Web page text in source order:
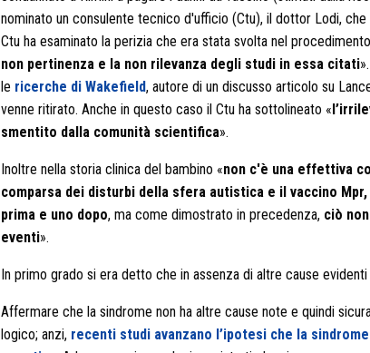
nominato un consulente tecnico d'ufficio (Ctu), il dottor Lodi, che
Ctu ha esaminato la perizia che era stata svolta nel
non pertinenza e la non rilevanza degli studi in essa citati
le ricerche di Wakefield, autore di un discusso articolo su
venne ritirato. Anche in questo caso il Ctu ha sottolineato «
smentito dalla comunità scientifica».
Inoltre nella storia clinica del bambino «non c'è una effettiva
comparsa dei disturbi della sfera autistica e il vaccino
prima e uno dopo, ma come dimostrato in precedenza, ciò
eventi».
In primo grado si era detto che in assenza di altre cause
Affermare che la sindrome non ha altre cause note e quindi
logico; anzi, recenti studi avanzano l’ipotesi che la